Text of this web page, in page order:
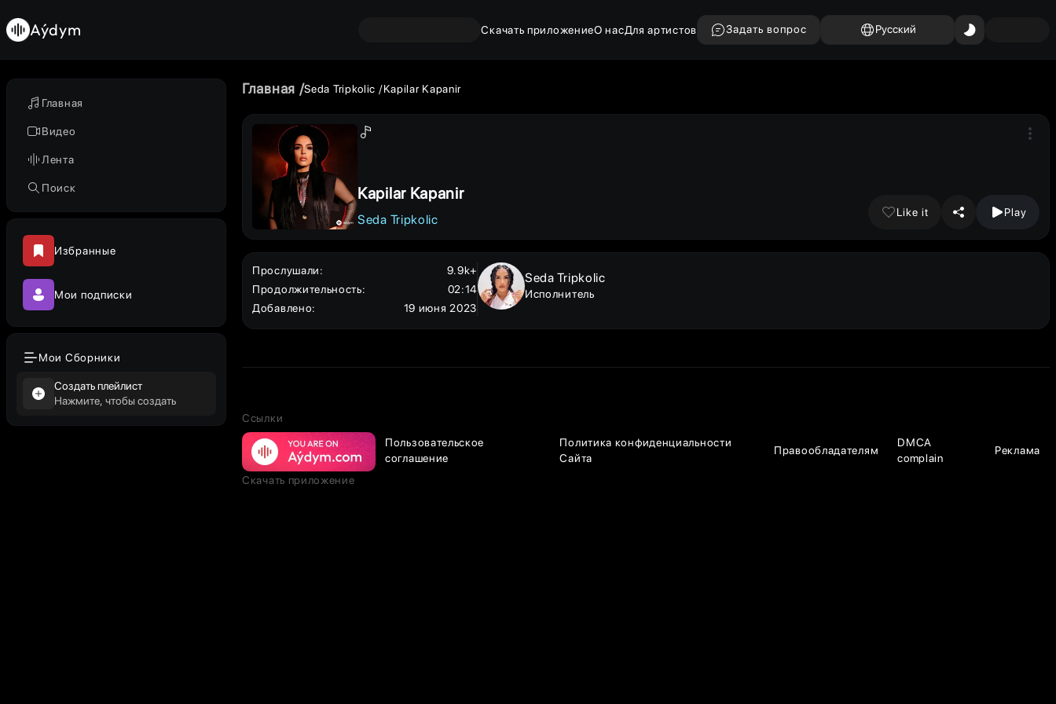
Главная
Видео
Лента
Поиск
Избранные
Мои подписки
Мои Сборники
Создать плейлист
Нажмите, чтобы создать
Aýdym Скачать приложениеО насДля артистов Задать вопрос Русский
Главная Seda Tripkolic Kapilar Kapanir
Kapilar Kapanir
Seda Tripkolic
Like it Play
Прослушали:
9.9k+
Продолжительность:
02:14
Добавлено: 19 июня 2023
Seda Tripkolic
Исполнитель
Ссылки
Пользовательское
соглашение
Политика конфиденциальности
Сайта
Правообладателям
DMCA
complain
Реклама
Скачать приложение